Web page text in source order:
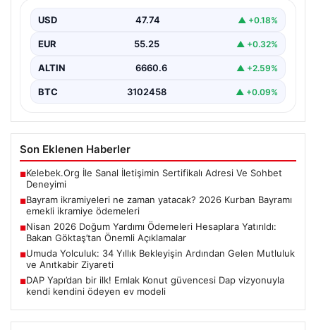
USD 47.74 ▲ +0.18%
EUR 55.25 ▲ +0.32%
ALTIN 6660.6 ▲ +2.59%
BTC 3102458 ▲ +0.09%
Son Eklenen Haberler
■Kelebek.Org İle Sanal İletişimin Sertifikalı Adresi Ve Sohbet
Deneyimi
■Bayram ikramiyeleri ne zaman yatacak? 2026 Kurban Bayramı
emekli ikramiye ödemeleri
■Nisan 2026 Doğum Yardımı Ödemeleri Hesaplara Yatırıldı:
Bakan Göktaş’tan Önemli Açıklamalar
■Umuda Yolculuk: 34 Yıllık Bekleyişin Ardından Gelen Mutluluk
ve Anıtkabir Ziyareti
■DAP Yapı’dan bir ilk! Emlak Konut güvencesi Dap vizyonuyla
kendi kendini ödeyen ev modeli